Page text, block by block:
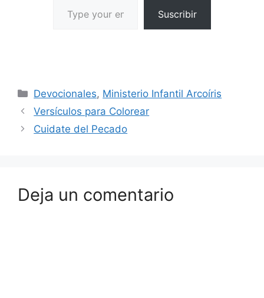
Suscribir
Devocionales, Ministerio Infantil Arcoíris
Versículos para Colorear
Cuidate del Pecado
Deja un comentario